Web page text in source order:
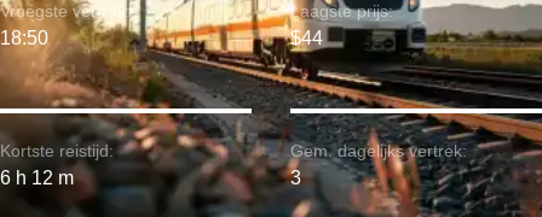
Kortste reistijd:
6 h 12 m
Vroegste vertrek:
18:50
Laagste prijs:
$44
Gem. dagelijks vertrek:
3